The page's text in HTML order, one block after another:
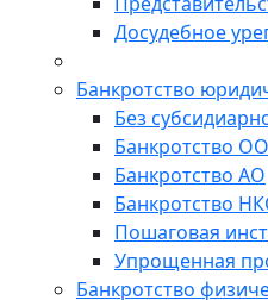
Досудебное
Банкротство
Без
Банкротство
Банкротство АО
Банкротство
Пошаговая
Упрощенная
Банкротство